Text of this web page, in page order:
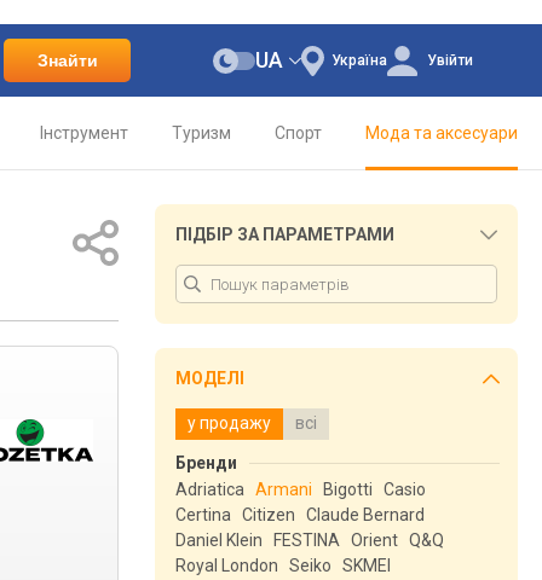
Знайти Україна
UA Увійти
Інструмент Туризм Спорт Мода та аксесуари
ПІДБІР ЗА ПАРАМЕТРАМИ
МОДЕЛІ
у продажу всі
Бренди
Adriatica
Armani Bigotti
Casio
Certina
Citizen
Claude Bernard
Daniel Klein
FESTINA Orient Q&Q
Royal London
Seiko
SKMEI